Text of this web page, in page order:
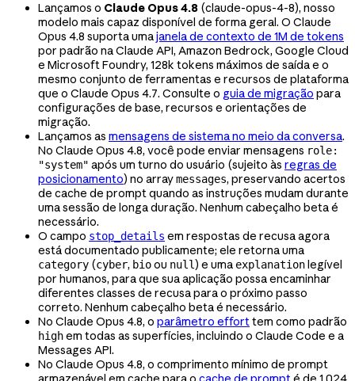
Lançamos o Claude Opus 4.8 (claude-opus-4-8), nosso
modelo mais capaz disponível de forma geral. O Claude
Opus 4.8 suporta umajanela de contexto de 1M de tokens
por padrão na Claude API, Amazon Bedrock, Google Cloud
e Microsoft Foundry, 128k tokens máximos de saída e o
mesmo conjunto de ferramentas e recursos de plataforma
que o Claude Opus 4.7. Consulte o guia de migração para
configurações de base, recursos e orientações de
migração.
Lançamos as mensagens de sistema no meio da conversa.
No Claude Opus 4.8, você pode enviar mensagens role:
"system" após um turno do usuário (sujeito às regras de
posicionamento) no arraymessages, preservando acertos
de cache de prompt quando as instruções mudam durante
uma sessão de longa duração. Nenhum cabeçalho beta é
necessário.
O campo stop_details em respostas de recusa agora
está documentado publicamente; ele retorna uma
category (cyber, bioou null) e uma explanationlegível
por humanos, para que sua aplicação possa encaminhar
diferentes classes de recusa para o próximo passo
correto. Nenhum cabeçalho beta é necessário.
No Claude Opus 4.8, o parâmetro efforttem como padrão
highem todas as superfícies, incluindo o Claude Code e a
Messages API.
No Claude Opus 4.8, o comprimento mínimo de prompt